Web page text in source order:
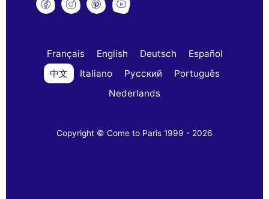
Français English Deutsch
Español
中文
Italiano Русский
Português
Nederlands
Copyright © Come to Paris 1999 - 2026